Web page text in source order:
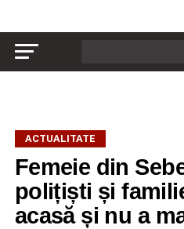
ACTUALITATE
Femeie din
polițiști și
acasă și nu a